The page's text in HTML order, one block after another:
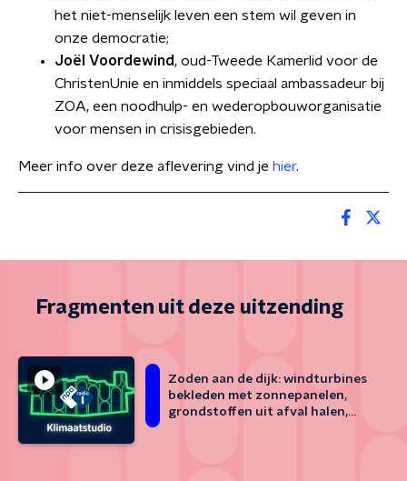
het niet-menselijk leven een stem wil geven in
onze democratie;
Joël Voordewind, oud-Tweede Kamerlid voor de
ChristenUnie en inmiddels speciaal ambassadeur bij
ZOA, een noodhulp- en wederopbouworganisatie
voor mensen in crisisgebieden.
Meer info over deze aflevering vind je hier.
Fragmenten uit deze uitzending
Zoden aan de dijk: windturbines
bekleden met zonnepanelen,
grondstoffen uit afval halen,